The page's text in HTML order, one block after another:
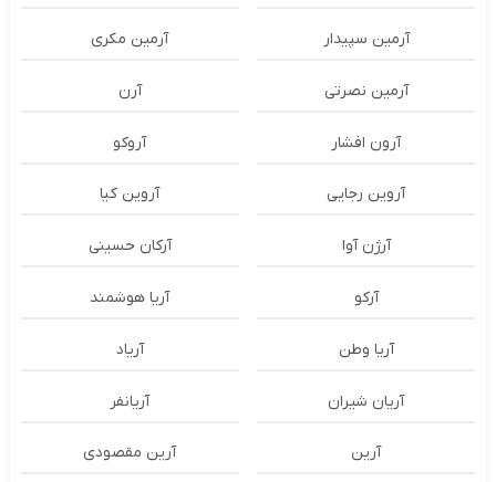
آرمین سپیدار آرمین مکری
آرمین نصرتی آرن
آرون افشار آروکو
آروین رجایی آروین کیا
آرژن آوا آرکان حسینی
آرکو آریا هوشمند
آریا وطن آریاد
آریان شیران آریانفر
آرین آرین مقصودی